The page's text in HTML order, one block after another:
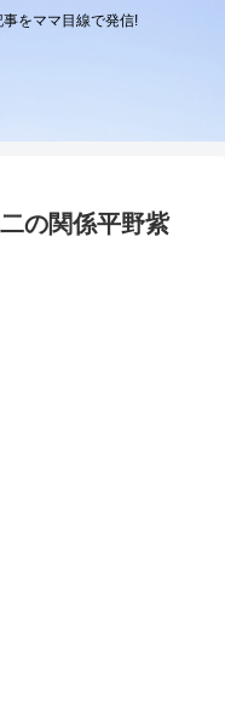
をママ目線で発信!
の関係平野紫